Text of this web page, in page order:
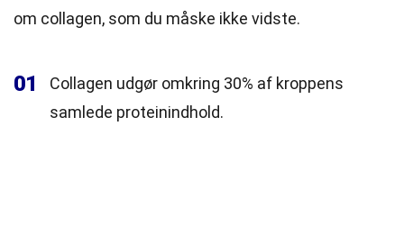
om collagen, som du måske ikke vidste.
01
Collagen udgør omkring 30% af kroppens
samlede proteinindhold.